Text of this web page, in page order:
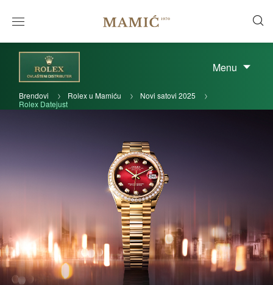
Menu
Brendovi Rolex u Mamiću
Novi satovi 2025
Rolex Datejust